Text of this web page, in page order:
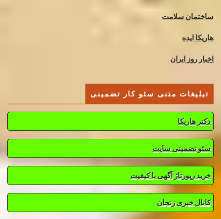
ساختمان سلامت
هاریکا ایده
اخبار روز ایران
تبلیغات متنی سئو کار تضمینی
دکتر هاریکا
سئو تضمینی سایت
خرید رپورتاژ آگهی با کیفیت
کانال خبری زنجان